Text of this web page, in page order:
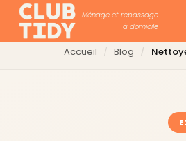
Ménage et repassage
à domicile
Accueil Blog